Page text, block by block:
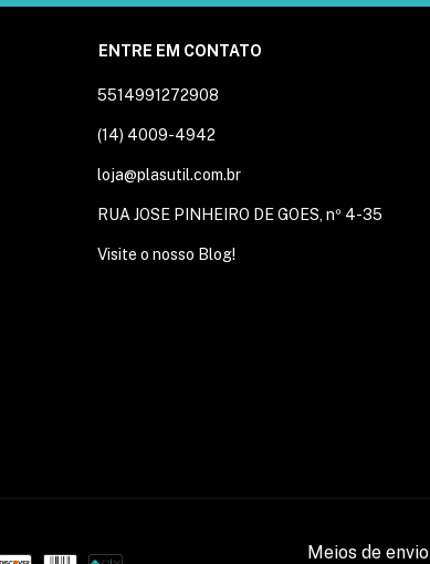
ENTRE EM CONTATO
5514991272908
(14) 4009-4942
loja@plasutil.com.br
RUA JOSE PINHEIRO DE GOES, nº 4-35
Visite o nosso Blog!
Meios de envio